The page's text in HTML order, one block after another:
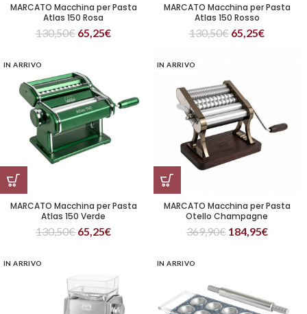
MARCATO Macchina per Pasta
Atlas 150 Rosa
130,50€ 65,25€
MARCATO Macchina per Pasta
Atlas 150 Rosso
130,50€ 65,25€
IN ARRIVO
MARCATO Macchina per Pasta
Atlas 150 Verde
130,50€ 65,25€
IN ARRIVO
MARCATO Macchina per Pasta
Otello Champagne
369,90€ 184,95€
IN ARRIVO IN ARRIVO